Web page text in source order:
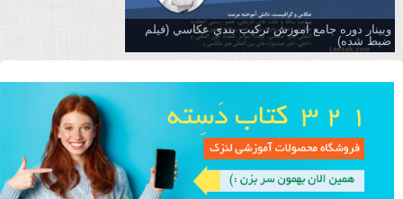
وبینار دوره جامع آموزش تركيب بندي عكاسي (فیلم
ضبط شده)